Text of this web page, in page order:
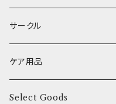
XSサイズ(テープ幅1.0cm) _ 首
季節限定 お正月
季節限定 バレンタイン&ホ
季節限定 夏
食器台
トイレ
サークル
サークル
サークルカバー
ケア用品
ブラシ類
Select Goods